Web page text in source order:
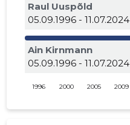
Raul Uuspõld
05.09.1996 - 11.07.2024
Ain Kirnmann
05.09.1996 - 11.07.2024
1996 2000 2005 2009